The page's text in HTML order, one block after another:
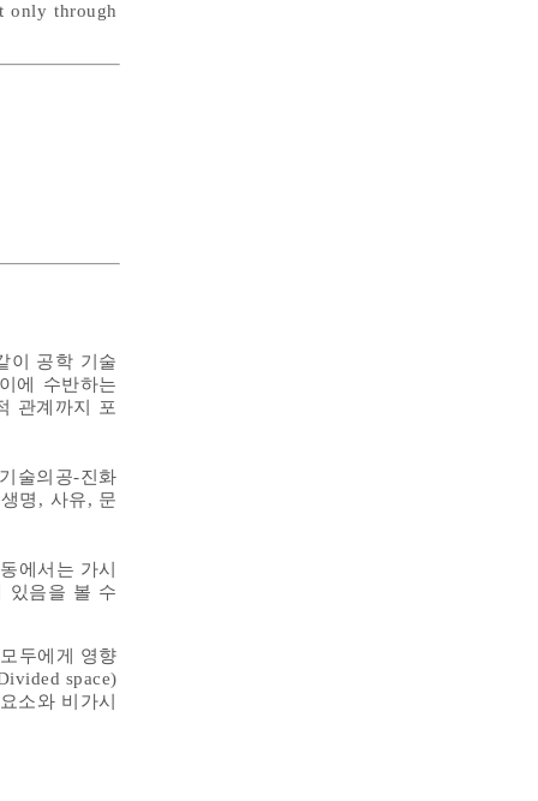
only through
이 공학 기술
에 수반하는
관계까지 포
술의공-진화
명, 사유, 문
에서는 가시
있음을 볼 수
두에게 영향
space)
소와 비가시